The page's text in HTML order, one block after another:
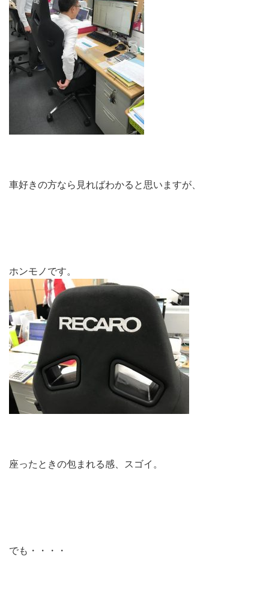
車好きの方なら見ればわかると思いますが、
ホンモノです。
座ったときの包まれる感、スゴイ。
でも・・・・